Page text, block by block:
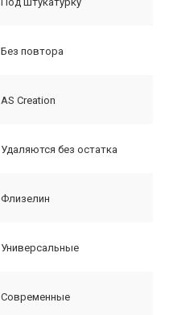
Без повтора
AS Creation
Удаляются без остатка
Флизелин
Универсальные
Современные